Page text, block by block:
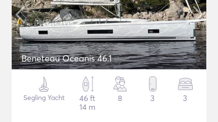
Beneteau Oceanis 46.1
Segling Yacht
46 ft
14 m
8 3 3